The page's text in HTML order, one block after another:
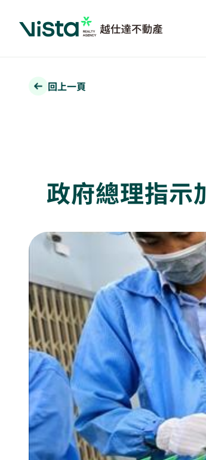
回上一頁
政府總理指示